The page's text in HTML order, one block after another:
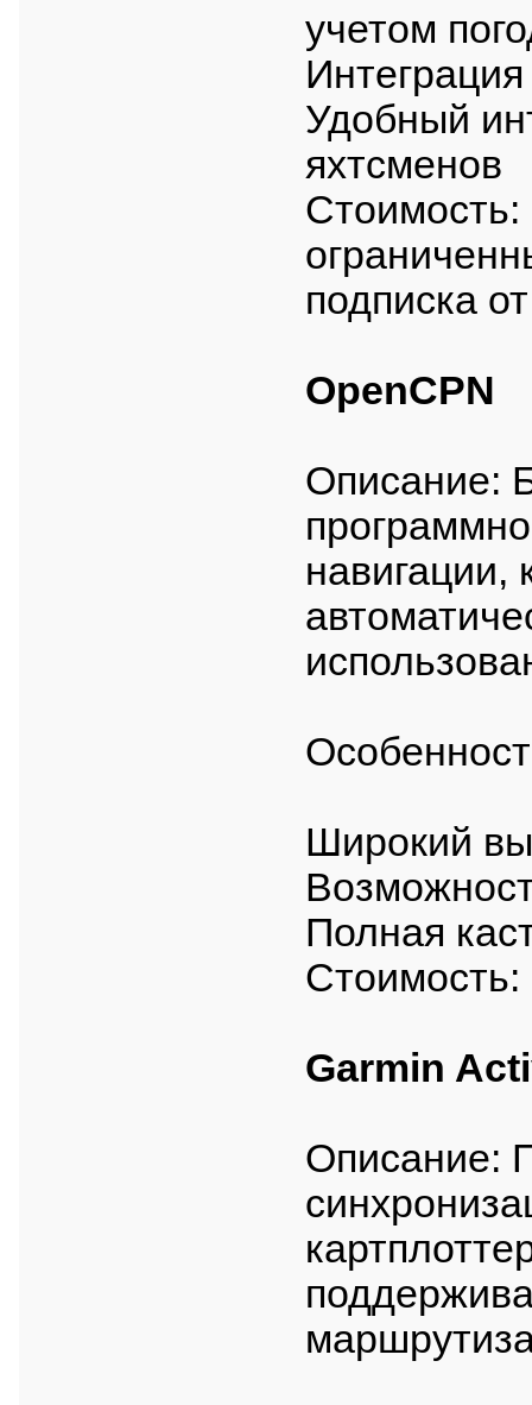
учетом
Удобный
яхтсменов
Стоимость:
подписка
OpenCPN
Описание:
навигации,
Широкий
Полная
Стоимость:
Garmin
Описание: